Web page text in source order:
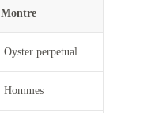
Montre
Oyster perpetual
Hommes